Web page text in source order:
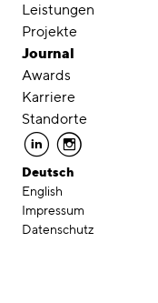
Leistungen
Projekte
Journal
Awards
Karriere
Standorte
linkedin instagram
Deutsch
English
Impressum
Datenschutz